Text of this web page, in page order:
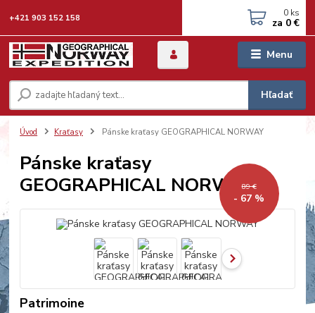
Menu
Hľadať
+421 903 152 158 0 ks
za 0 €
Úvod Kraťasy Pánske kraťasy GEOGRAPHICAL NORWAY
Pánske kraťasy
GEOGRAPHICAL NORWAY
89 €
- 67 %
Patrimoine